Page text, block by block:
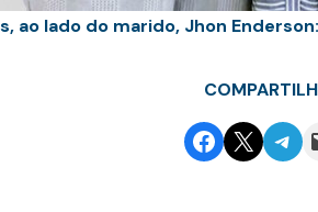
ao lado do marido, Jhon
Share on Facebook
Email this PageShare